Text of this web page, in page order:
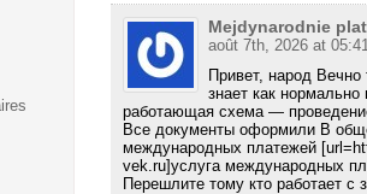
Mejdynarodnie
août 7th, 2026 at
Привет, народ
знает как
работающая схема —
Все документы оформили В
международных платежей
vek.ru]услуга международных
Перешлите тому кто работает